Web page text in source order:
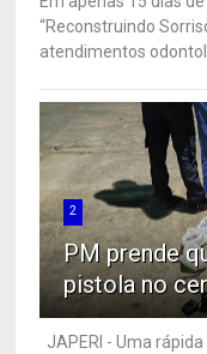
“Reconstruindo
atendimentos
2
PM prende
pistola no
JAPERI - Uma